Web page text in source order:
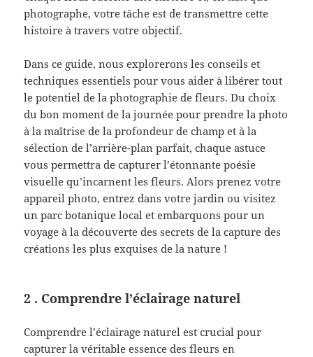
photographe, votre tâche est de transmettre cette
histoire à travers votre objectif.
Dans ce guide, nous explorerons les conseils et
techniques essentiels pour vous aider à libérer tout
le potentiel de la photographie de fleurs. Du choix
du bon moment de la journée pour prendre la photo
à la maîtrise de la profondeur de champ et à la
sélection de l’arrière-plan parfait, chaque astuce
vous permettra de capturer l’étonnante poésie
visuelle qu’incarnent les fleurs. Alors prenez votre
appareil photo, entrez dans votre jardin ou visitez
un parc botanique local et embarquons pour un
voyage à la découverte des secrets de la capture des
créations les plus exquises de la nature !
2 . Comprendre l’éclairage naturel
Comprendre l’éclairage naturel est crucial pour
capturer la véritable essence des fleurs en